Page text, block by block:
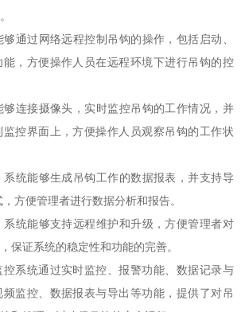
通过网络远程控制吊钩的操作，包括启动、
，方便操作人员在远程环境下进行吊钩的控
够连接摄像头，实时监控吊钩的工作情况，并
控界面上，方便操作人员观察吊钩的工作状
统能够生成吊钩工作的数据报表，并支持导
方便管理者进行数据分析和报告。
系统能够支持远程维护和升级，方便管理者对
保证系统的稳定性和功能的完善。
系统通过实时监控、报警功能、数据记录与
监控、数据报表与导出等功能，提供了对吊